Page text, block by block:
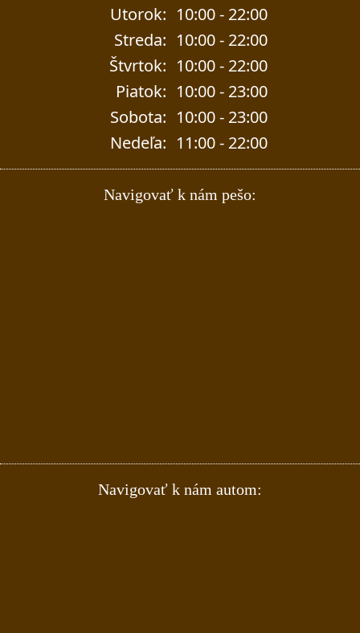
Utorok: 10:00 - 22:00
Streda: 10:00 - 22:00
Štvrtok: 10:00 - 22:00
Piatok: 10:00 - 23:00
Sobota: 10:00 - 23:00
Nedeľa: 11:00 - 22:00
Navigovať k nám pešo:
Navigovať k nám autom: